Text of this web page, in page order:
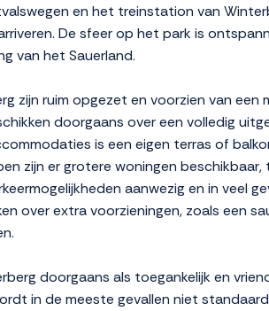
en het treinstation van
De sfeer op het park is
van het Sauerland.
zijn ruim opgezet en voorzien van een
doorgaans over een volledig
is een eigen terras of
zijn er grotere woningen
aanwezig en in veel
over extra voorzieningen, zoals een
doorgaans als toegankelijk en
in de meeste gevallen niet